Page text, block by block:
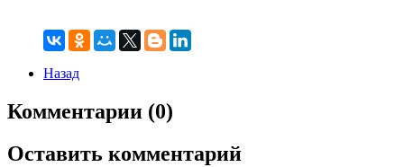
Назад
Комментарии (0)
Оставить комментарий